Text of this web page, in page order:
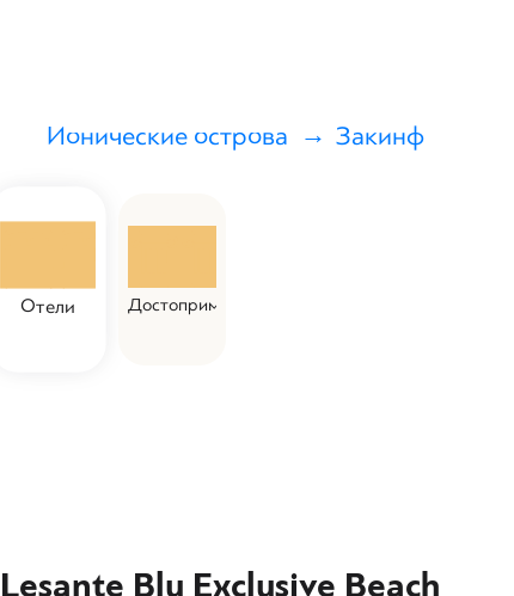
Ионические острова Закинф
Отели Достоприм.
Lesante Blu Exclusive Beach